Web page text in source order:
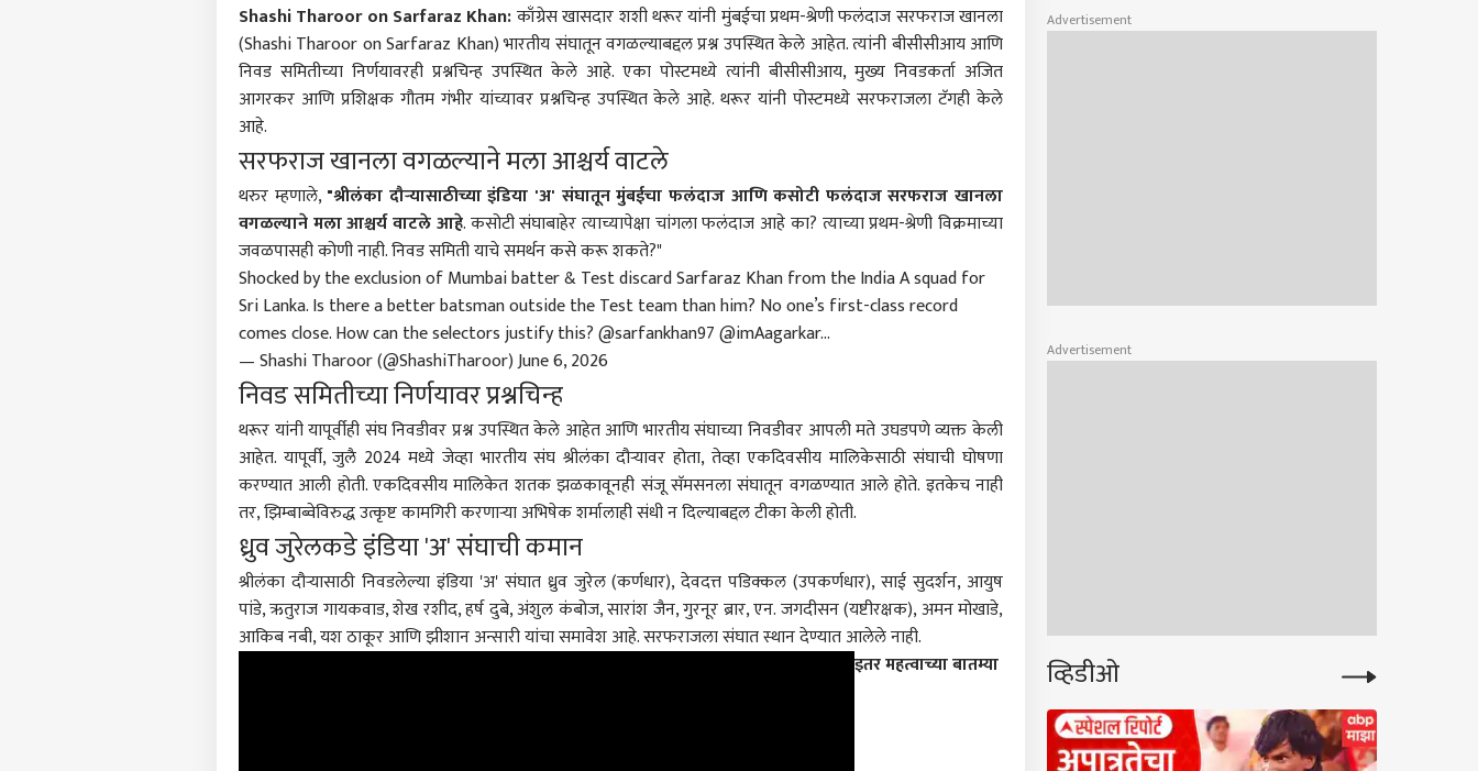
Shashi Tharoor on Sarfaraz Khan:काँग्रेस खासदार शशी थरूर यांनी मुंबईचा प्रथम-श्रेणी फलंदाज सरफराज खानला
(Shashi Tharoor on Sarfaraz Khan) भारतीय संघातून वगळल्याबद्दल प्रश्न उपस्थित केले आहेत. त्यांनी बीसीसीआय आणि
निवड समितीच्या निर्णयावरही प्रश्नचिन्ह उपस्थित केले आहे. एका पोस्टमध्ये त्यांनी बीसीसीआय, मुख्य निवडकर्ता अजित
आगरकर आणि प्रशिक्षक गौतम गंभीर यांच्यावर प्रश्नचिन्ह उपस्थित केले आहे. थरूर यांनी पोस्टमध्ये सरफराजला टॅगही केले
आहे.
सरफराज खानला वगळल्याने मला आश्चर्य वाटले
थरुर म्हणाले,"श्रीलंका दौऱ्यासाठीच्या इंडिया 'अ' संघातून मुंबईचा फलंदाज आणि कसोटी फलंदाज सरफराज खानला
वगळल्याने मला आश्चर्य वाटले आहे. कसोटी संघाबाहेर त्याच्यापेक्षा चांगला फलंदाज आहे का? त्याच्या प्रथम-श्रेणी विक्रमाच्या
जवळपासही कोणी नाही. निवड समिती याचे समर्थन कसे करू शकते?"
Shocked by the exclusion of Mumbai batter & Test discard Sarfaraz Khan from the India A squad for
Sri Lanka. Is there a better batsman outside the Test team than him? No one’s first-class record
comes close. How can the selectors justify this?@sarfankhan97@imAagarkar…
— Shashi Tharoor (@ShashiTharoor)June 6, 2026
निवड समितीच्या निर्णयावर प्रश्नचिन्ह
थरूर यांनी यापूर्वीही संघ निवडीवर प्रश्न उपस्थित केले आहेत आणि भारतीय संघाच्या निवडीवर आपली मते उघडपणे व्यक्त केली
आहेत. यापूर्वी, जुलै 2024 मध्ये जेव्हा भारतीय संघ श्रीलंका दौऱ्यावर होता, तेव्हा एकदिवसीय मालिकेसाठी संघाची घोषणा
करण्यात आली होती. एकदिवसीय मालिकेत शतक झळकावूनही संजू सॅमसनला संघातून वगळण्यात आले होते. इतकेच नाही
तर, झिम्बाब्वेविरुद्ध उत्कृष्ट कामगिरी करणाऱ्या अभिषेक शर्मालाही संधी न दिल्याबद्दल टीका केली होती.
ध्रुव जुरेलकडे इंडिया 'अ' संघाची कमान
श्रीलंका दौऱ्यासाठी निवडलेल्या इंडिया 'अ' संघात ध्रुव जुरेल (कर्णधार), देवदत्त पडिक्कल (उपकर्णधार), साई सुदर्शन, आयुष
पांडे, ऋतुराज गायकवाड, शेख रशीद, हर्ष दुबे, अंशुल कंबोज, सारांश जैन, गुरनूर ब्रार, एन. जगदीसन (यष्टीरक्षक), अमन मोखाडे,
आकिब नबी, यश ठाकूर आणि झीशान अन्सारी यांचा समावेश आहे. सरफराजला संघात स्थान देण्यात आलेले नाही.
इतर महत्वाच्या बातम्या
गोलंदाजांमुळे गौतम गंभीरच्या
Advertisement
Advertisement
व्हिडीओ